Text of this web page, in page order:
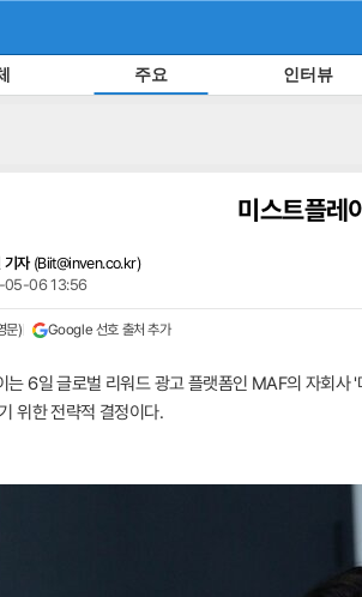
주요 인터뷰
미스트플레
기자 (Biit@inven.co.kr)
05-06 13:56
문) Google 선호 출처 추가
는 6일 글로벌 리워드 광고 플랫폼인 MAF의 자회사
위한 전략적 결정이다.